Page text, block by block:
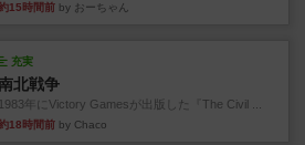
15時間前 by おーちゃん
充実
北戦争
1983年にVictory Gamesが出版した『The Civil ...
18時間前 by Chaco